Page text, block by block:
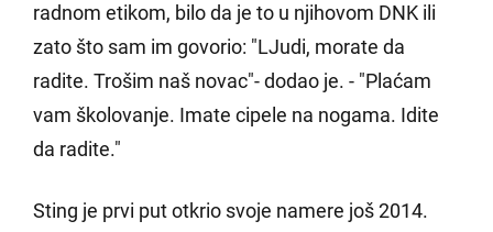
radnom etikom, bilo da je to u njihovom DNK ili
zato što sam im govorio: "LJudi, morate da
radite. Trošim naš novac"- dodao je. - "Plaćam
vam školovanje. Imate cipele na nogama. Idite
da radite."
Sting je prvi put otkrio svoje namere još 2014.